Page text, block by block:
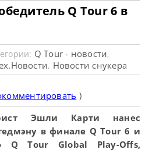
Q Tour 6 в
Q Tour - новости,
, Новости снукера
)
Эшли Карти нанес
в финале Q Tour 6 и
Tour Global Play-Offs,